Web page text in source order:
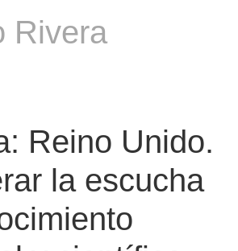
Rivera
Reino Unido.
la escucha